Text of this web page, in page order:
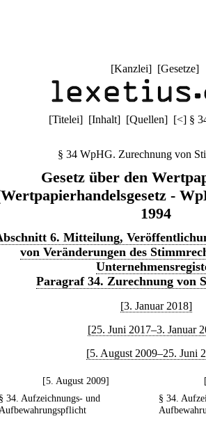
[Kanzlei] [Gesetze]
[Titelei] [Inhalt] [Quellen] [<] §
§ 34 WpHG. Zurechnung von
Gesetz über den
-
1994
6. Mitteilung,
von Veränderungen des
Paragraf 34. Zurechnung von
[3. Januar 2018]
[25. Juni 2017–3. Januar
[5. August 2009–25. Juni
[5. August 2009]
34. Aufzeichnungs- und
§ 34.